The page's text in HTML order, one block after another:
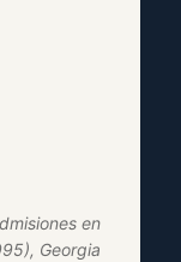
en
Georgia